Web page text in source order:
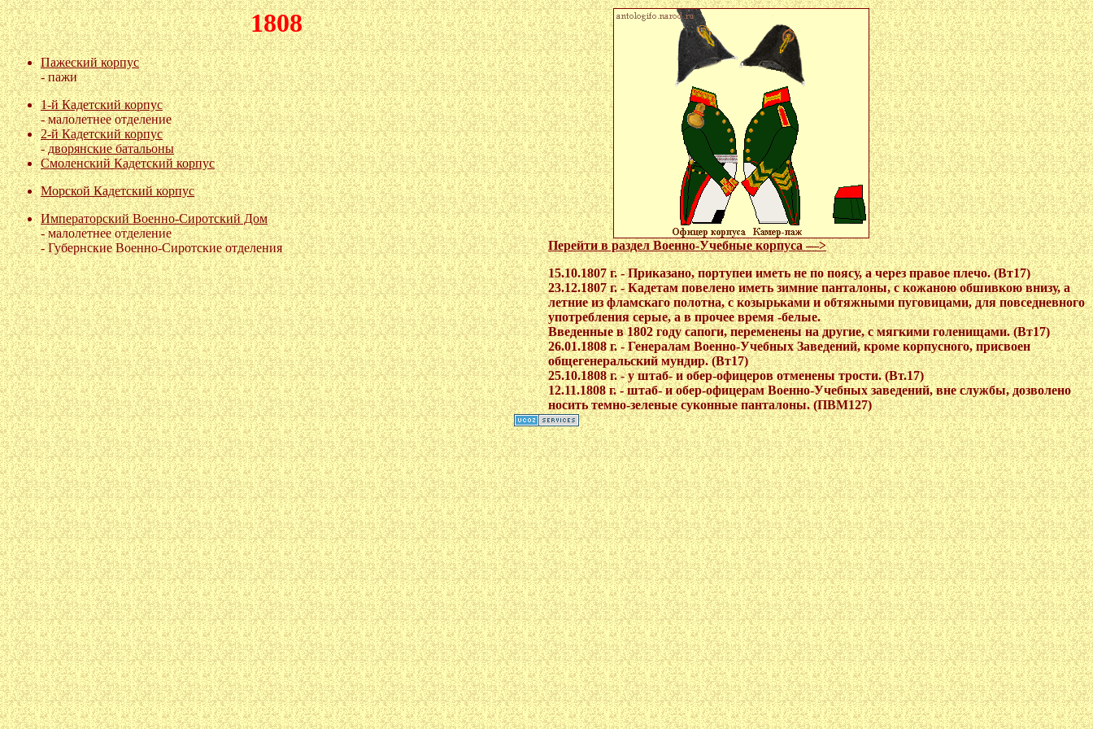
1808
Пажеский корпус
-пажи
1-й Кадетский корпус
-малолетнее отделение
2-й Кадетский корпус
-дворянские батальоны
Смоленский Кадетский корпус
Морской Кадетский корпус
Императорский Военно-Сиротский Дом
-малолетнее отделение
-Губернские Военно-Сиротские отделения
Перейти в раздел Военно-Учебные корпуса —>
15.10.1807 г. - Приказано, портупеи иметь не по поясу, а через правое плечо. (Вт17)
23.12.1807 г. - Кадетам повелено иметь зимние панталоны, с кожаною обшивкою внизу, а
летние из фламскаго полотна, с козырьками и обтяжными пуговицами, для повседневного
употребления серые, а в прочее время -белые.
Введенные в 1802 году сапоги, переменены на другие, с мягкими голенищами. (Вт17)
26.01.1808 г. - Генералам Военно-Учебных Заведений, кроме корпусного, присвоен
общегенеральский мундир. (Вт17)
25.10.1808 г. - у штаб- и обер-офицеров отменены трости. (Вт.17)
12.11.1808 г. - штаб- и обер-офицерам Военно-Учебных заведений, вне службы, дозволено
носить темно-зеленые суконные панталоны. (ПВМ127)